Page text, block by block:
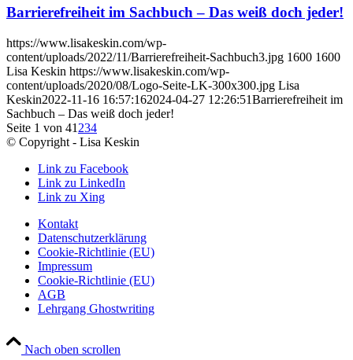
Barrierefreiheit im Sachbuch – Das weiß doch jeder!
https://www.lisakeskin.com/wp-
content/uploads/2022/11/Barrierefreiheit-Sachbuch3.jpg 1600 1600
Lisa Keskin https://www.lisakeskin.com/wp-
content/uploads/2020/08/Logo-Seite-LK-300x300.jpg Lisa
Keskin2022-11-16 16:57:162024-04-27 12:26:51Barrierefreiheit im
Sachbuch – Das weiß doch jeder!
Seite 1 von 41 234
© Copyright - Lisa Keskin
Link zu Facebook
Link zu LinkedIn
Link zu Xing
Kontakt
Datenschutzerklärung
Cookie-Richtlinie (EU)
Impressum
Cookie-Richtlinie (EU)
AGB
Lehrgang Ghostwriting
Nach oben scrollen